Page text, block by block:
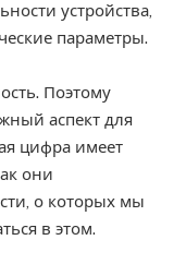
устройства,
параметры.
Поэтому
аспект для
цифра имеет
они
о которых мы
в этом.